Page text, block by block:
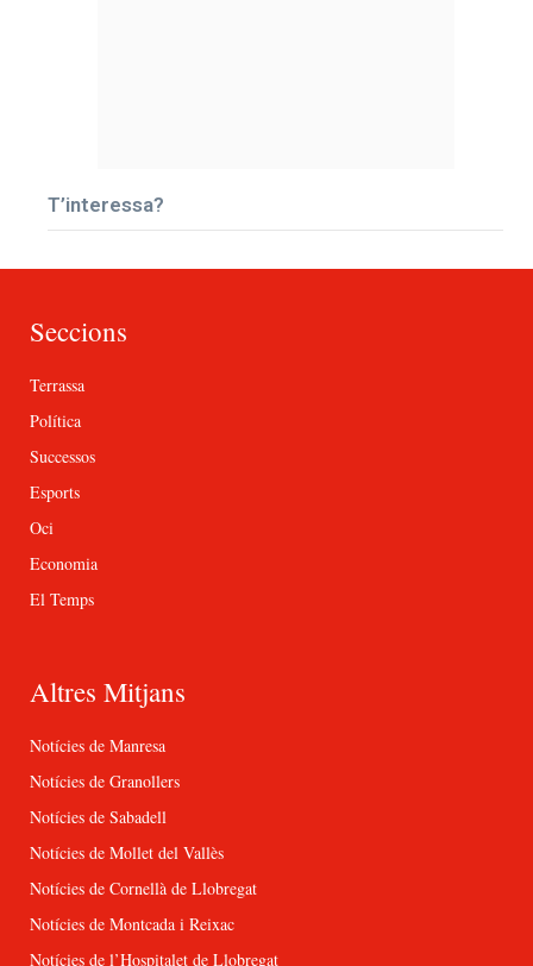
T’interessa?
Seccions
Terrassa
Política
Successos
Esports
Oci
Economia
El Temps
Altres Mitjans
Notícies de Manresa
Notícies de Granollers
Notícies de Sabadell
Notícies de Mollet del Vallès
Notícies de Cornellà de Llobregat
Notícies de Montcada i Reixac
Notícies de l’Hospitalet de Llobregat